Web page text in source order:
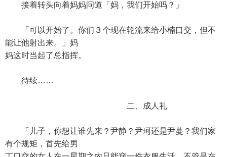
接着转头向着妈妈问道「妈，我们开始吗？」
「可以开始了。你们３个现在轮流来给小楠口交，但不
能让他射出来。」妈
妈这时当起了总指挥。
待续……
二、成人礼
「儿子，你想让谁先来？尹静？尹珂还是尹蔓？我们家
有个规矩，首先给男